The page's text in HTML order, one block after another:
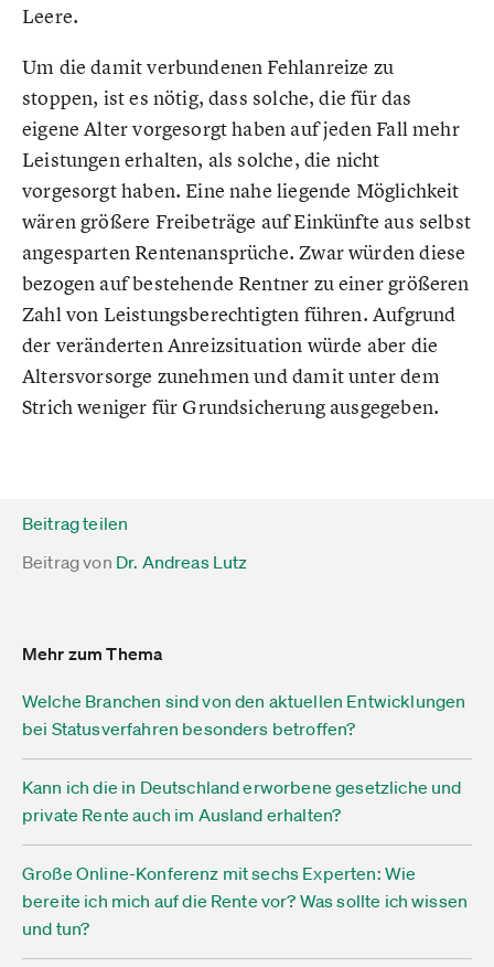
Leere.
Um die damit verbundenen Fehlanreize zu
stoppen, ist es nötig, dass solche, die für das
eigene Alter vorgesorgt haben auf jeden Fall mehr
Leistungen erhalten, als solche, die nicht
vorgesorgt haben. Eine nahe liegende Möglichkeit
wären größere Freibeträge auf Einkünfte aus selbst
angesparten Rentenansprüche. Zwar würden diese
bezogen auf bestehende Rentner zu einer größeren
Zahl von Leistungsberechtigten führen. Aufgrund
der veränderten Anreizsituation würde aber die
Altersvorsorge zunehmen und damit unter dem
Strich weniger für Grundsicherung ausgegeben.
Beitrag teilen
Beitrag von Dr. Andreas Lutz
Mehr zum Thema
Welche Branchen sind von den aktuellen Entwicklungen
bei Statusverfahren besonders betroffen?
Kann ich die in Deutschland erworbene gesetzliche und
private Rente auch im Ausland erhalten?
Große Online-Konferenz mit sechs Experten: Wie
bereite ich mich auf die Rente vor? Was sollte ich wissen
und tun?